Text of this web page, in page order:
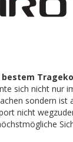
bestem
sich nicht nur
sondern ist
nicht